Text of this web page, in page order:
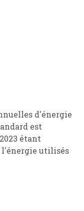
d'énergie
est
étant
l'énergie utilisés